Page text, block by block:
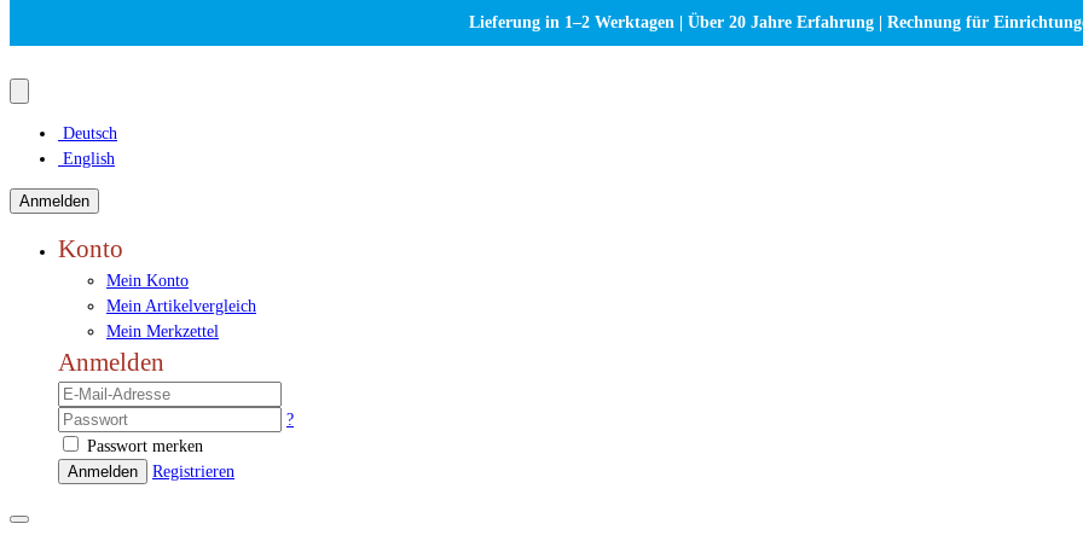
Deutsch
English
Anmelden
Konto
Mein Konto
Mein Artikelvergleich
Mein Merkzettel
Anmelden
?
Passwort merken
Anmelden
Registrieren
Lieferung in 1–2 Werktagen | Über 20 Jahre Erfahrung | Rechnung für